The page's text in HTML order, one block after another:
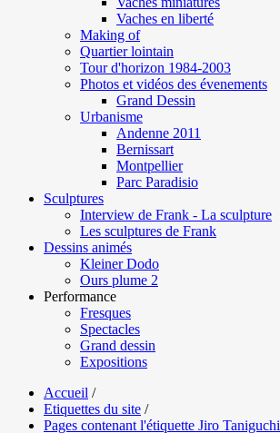
Vaches en liberté
Making of
Quartier lointain
Tour d'horizon 1984-2003
Photos et vidéos des évenements
Grand Dessin
Urbanisme
Andenne 2011
Bernissart
Montpellier
Parc Paradisio
Sculptures
Interview de Frank - La sculpture
Les sculptures de Frank
Dessins animés
Kleiner Dodo
Ours plume 2
Performance
Fresques
Spectacles
Grand dessin
Expositions
Accueil /
Etiquettes du site /
Pages contenant l'étiquette Jiro Taniguchi